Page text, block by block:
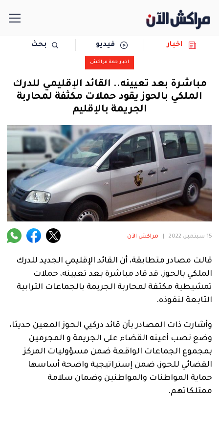
مجتمع
سياسة
رياضة
حوادث
دولية
المرأة
فنية
آراء
اخبار فيديو بحث
اخبار جهة مراكش
مباشرة بعد تعيينه.. القائد الإقليمي للدرك
الملكي بالحوز يقود حملات مكثفة لمحاربة
الجريمة بالإقليم
15 سبتمبر، 2022 مراكش الآن
قالت مصادر متطابقة، أن القائد الإقليمي الجديد للدرك
الملكي بالحوز، قد قاد مباشرة بعد تعيينه، حملات
تمشيطية مكثفة لمحاربة الجريمة بالجماعات الترابية
التابعة لنفوذه.
وأشارت ذات المصادر بأن قائد دركيي الحوز المعين حديثا،
وضع نصب أعينه القضاء على الجريمة و المجرمين
بمجموع الجماعات الواقعة ضمن مسؤوليات المركز
القضائي للحوز، ضمن إستراتيجية واضحة أساسها
حماية المواطنات والمواطنين وضمان سلامة
ممتلكاتهم.